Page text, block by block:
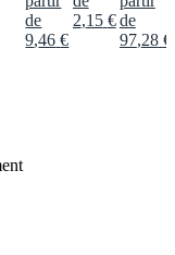
de
9,46 €
2,15 €de
97,28 €